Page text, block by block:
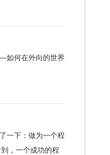
如何在外向的世界
一下：做为一个程
，一个成功的程